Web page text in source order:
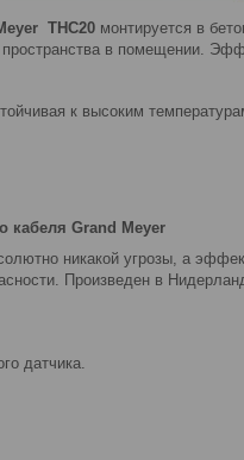
THC20 монтируется в
в помещении.
к высоким
кабеля Grand Meyer
никакой угрозы, а
Произведен в
датчика.